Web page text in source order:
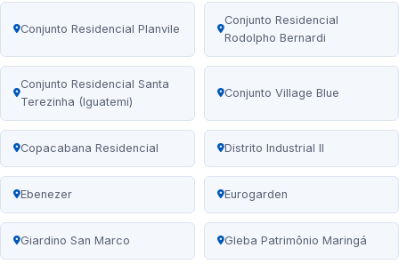
Conjunto Residencial Planvile
Conjunto Residencial
Rodolpho Bernardi
Conjunto Residencial Santa
Terezinha (Iguatemi)
Conjunto Village Blue
Copacabana Residencial Distrito Industrial II
Ebenezer Eurogarden
Giardino San Marco Gleba Patrimônio Maringá